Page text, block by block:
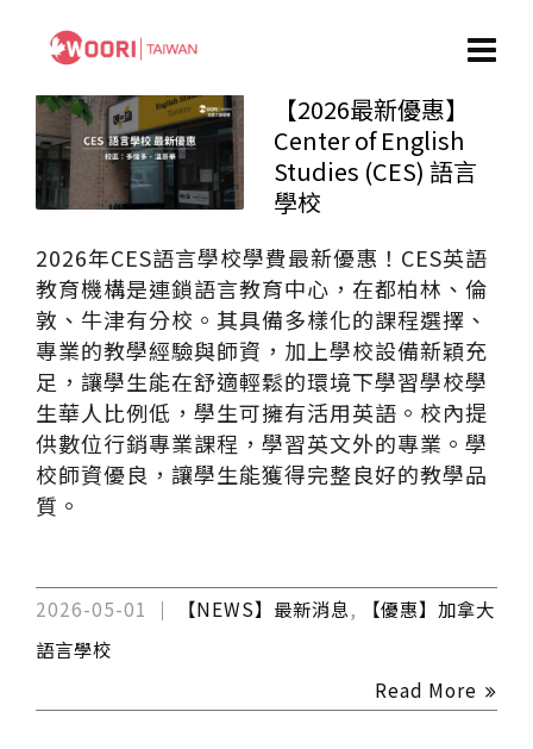
【2026最新優惠】
Center of English
Studies (CES) 語言
學校
2026年CES語言學校學費最新優惠！CES英語
教育機構是連鎖語言教育中心，在都柏林、倫
敦、牛津有分校。其具備多樣化的課程選擇、
專業的教學經驗與師資，加上學校設備新穎充
足，讓學生能在舒適輕鬆的環境下學習學校學
生華人比例低，學生可擁有活用英語。校內提
供數位行銷專業課程，學習英文外的專業。學
校師資優良，讓學生能獲得完整良好的教學品
質。
2026-05-01 【NEWS】最新消息,
【優惠】加拿大
語言學校
Read More